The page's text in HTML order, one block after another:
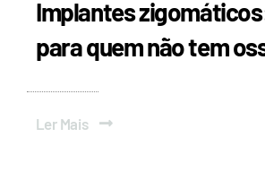
Implantes
para quem não tem
Ler Mais